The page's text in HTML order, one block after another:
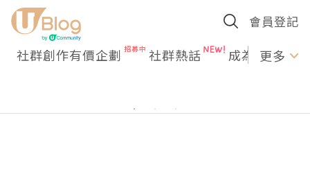
會員登記
社群創作有價企劃 社群熱話 成為U更多